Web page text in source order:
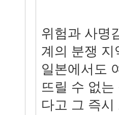
위험과 사명
계의 분쟁 지
일본에서도
뜨릴 수 없
다고 그 즉